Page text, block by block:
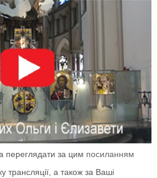
переглядати за цим посиланням
трансляції, а також за Ваші